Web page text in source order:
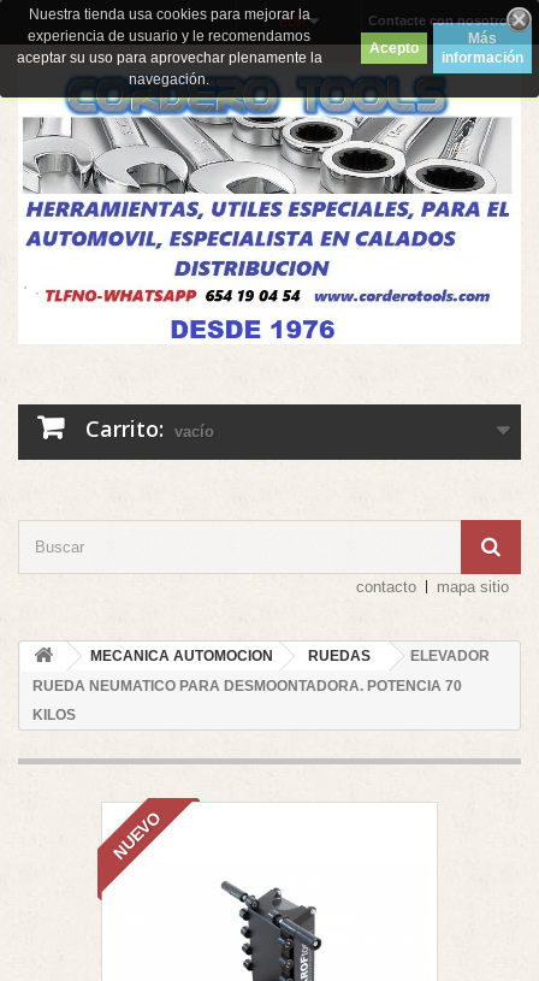
Contacte con nosotros
EUR
Carrito: vacío
contacto mapa sitio
Nuestra tienda usa cookies para mejorar la
experiencia de usuario y le recomendamos
aceptar su uso para aprovechar plenamente la
navegación.
Acepto
Más
información
MECANICA AUTOMOCION RUEDAS
ELEVADOR
RUEDA NEUMATICO PARA DESMOONTADORA. POTENCIA 70
KILOS
NUEVO